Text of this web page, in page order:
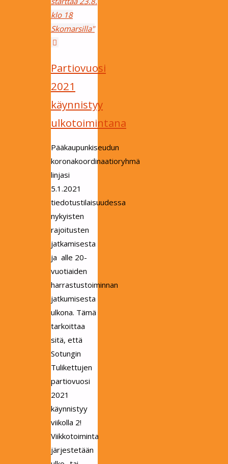
klo 18
Skomarsilla"
Partiovuosi
2021
käynnistyy
ulkotoimintana
Pääkaupunkiseudun
koronakoordinaatioryhmä
linjasi
5.1.2021
tiedotustilaisuudessa
nykyisten
rajoitusten
jatkamisesta
ja alle 20-
vuotiaiden
harrastustoiminnan
jatkumisesta
ulkona. Tämä
tarkoittaa
sitä, että
Sotungin
Tulikettujen
partiovuosi
2021
käynnistyy
viikolla 2!
Viikkotoiminta
järjestetään